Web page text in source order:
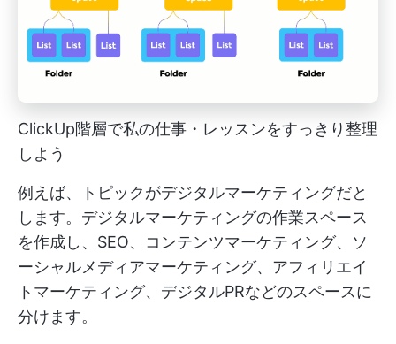
ClickUp階層で私の仕事・レッスンをすっきり整理
しよう
例えば、トピックがデジタルマーケティングだと
します。デジタルマーケティングの作業スペース
を作成し、SEO、コンテンツマーケティング、ソ
ーシャルメディアマーケティング、アフィリエイ
トマーケティング、デジタルPRなどのスペースに
分けます。